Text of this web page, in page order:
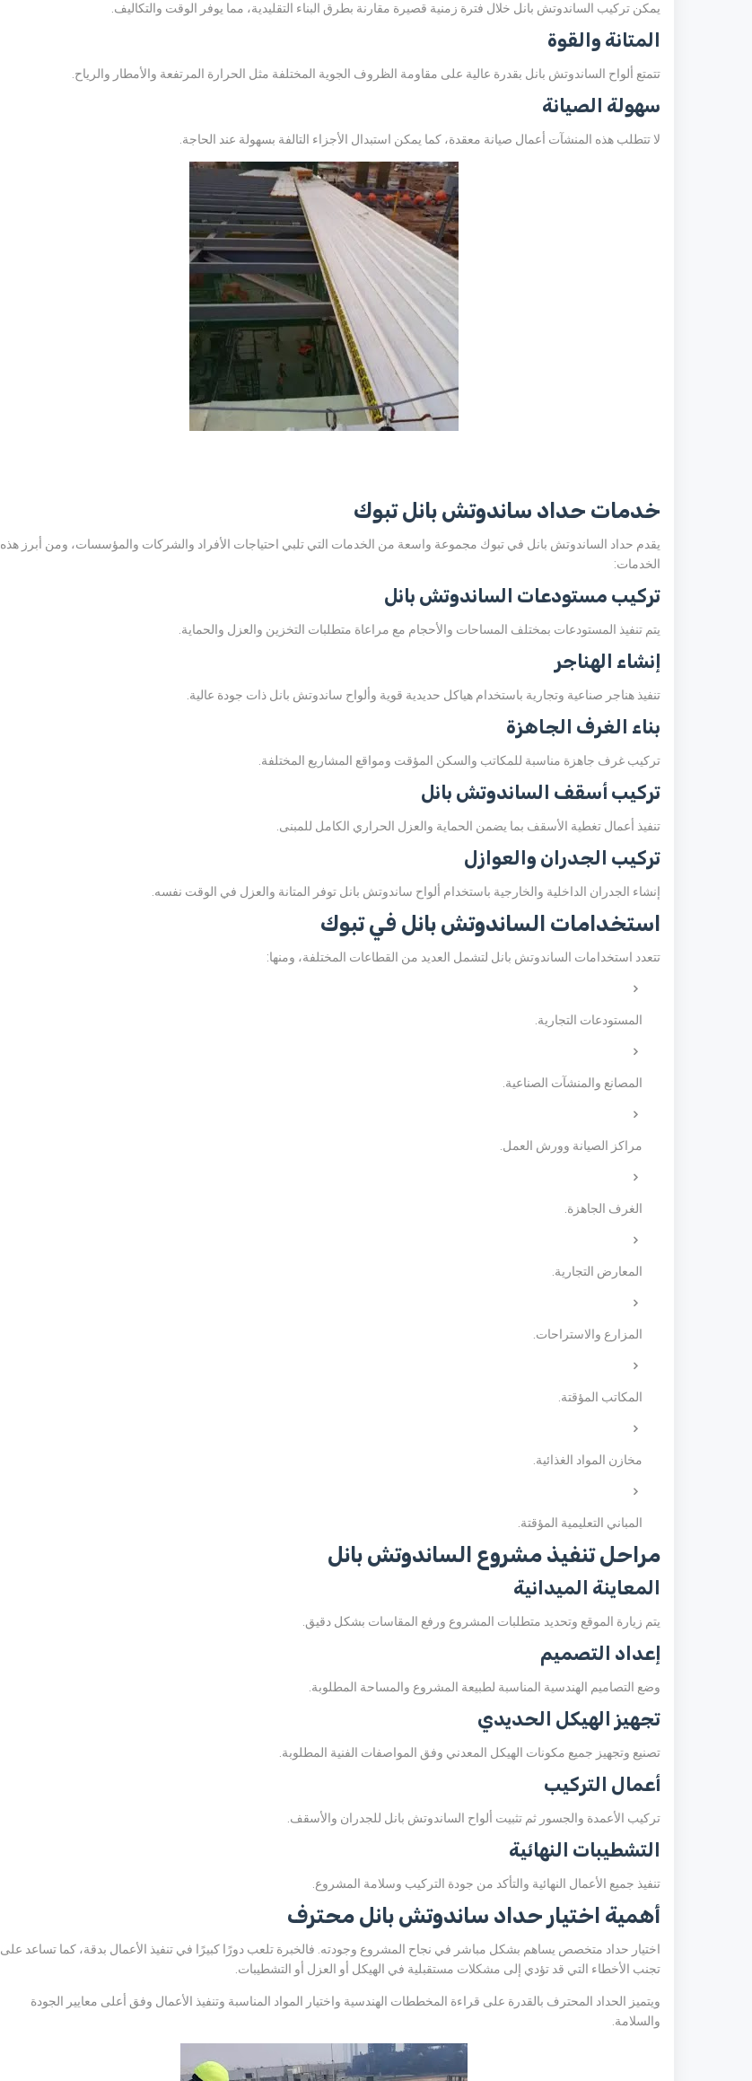
يمكن تركيب الساندوتش بانل خلال فترة زمنية قصيرة مقارنة بطرق البناء التقليدية، مما يوفر الوقت والتكاليف.
المتانة والقوة
تتمتع ألواح الساندوتش بانل بقدرة عالية على مقاومة الظروف الجوية المختلفة مثل الحرارة المرتفعة والأمطار والرياح.
سهولة الصيانة
لا تتطلب هذه المنشآت أعمال صيانة معقدة، كما يمكن استبدال الأجزاء التالفة بسهولة عند الحاجة.
خدمات حداد ساندوتش بانل تبوك
يقدم حداد الساندوتش بانل في تبوك مجموعة واسعة من الخدمات التي تلبي احتياجات الأفراد والشركات والمؤسسات، ومن أبرز هذه
الخدمات:
تركيب مستودعات الساندوتش بانل
يتم تنفيذ المستودعات بمختلف المساحات والأحجام مع مراعاة متطلبات التخزين والعزل والحماية.
إنشاء الهناجر
تنفيذ هناجر صناعية وتجارية باستخدام هياكل حديدية قوية وألواح ساندوتش بانل ذات جودة عالية.
بناء الغرف الجاهزة
تركيب غرف جاهزة مناسبة للمكاتب والسكن المؤقت ومواقع المشاريع المختلفة.
تركيب أسقف الساندوتش بانل
تنفيذ أعمال تغطية الأسقف بما يضمن الحماية والعزل الحراري الكامل للمبنى.
تركيب الجدران والعوازل
إنشاء الجدران الداخلية والخارجية باستخدام ألواح ساندوتش بانل توفر المتانة والعزل في الوقت نفسه.
استخدامات الساندوتش بانل في تبوك
تتعدد استخدامات الساندوتش بانل لتشمل العديد من القطاعات المختلفة، ومنها:
المستودعات التجارية.
المصانع والمنشآت الصناعية.
مراكز الصيانة وورش العمل.
الغرف الجاهزة.
المعارض التجارية.
المزارع والاستراحات.
المكاتب المؤقتة.
مخازن المواد الغذائية.
المباني التعليمية المؤقتة.
مراحل تنفيذ مشروع الساندوتش بانل
المعاينة الميدانية
يتم زيارة الموقع وتحديد متطلبات المشروع ورفع المقاسات بشكل دقيق.
إعداد التصميم
وضع التصاميم الهندسية المناسبة لطبيعة المشروع والمساحة المطلوبة.
تجهيز الهيكل الحديدي
تصنيع وتجهيز جميع مكونات الهيكل المعدني وفق المواصفات الفنية المطلوبة.
أعمال التركيب
تركيب الأعمدة والجسور ثم تثبيت ألواح الساندوتش بانل للجدران والأسقف.
التشطيبات النهائية
تنفيذ جميع الأعمال النهائية والتأكد من جودة التركيب وسلامة المشروع.
أهمية اختيار حداد ساندوتش بانل محترف
اختيار حداد متخصص يساهم بشكل مباشر في نجاح المشروع وجودته. فالخبرة تلعب دورًا كبيرًا في تنفيذ الأعمال بدقة، كما تساعد على
تجنب الأخطاء التي قد تؤدي إلى مشكلات مستقبلية في الهيكل أو العزل أو التشطيبات.
ويتميز الحداد المحترف بالقدرة على قراءة المخططات الهندسية واختيار المواد المناسبة وتنفيذ الأعمال وفق أعلى معايير الجودة
والسلامة.